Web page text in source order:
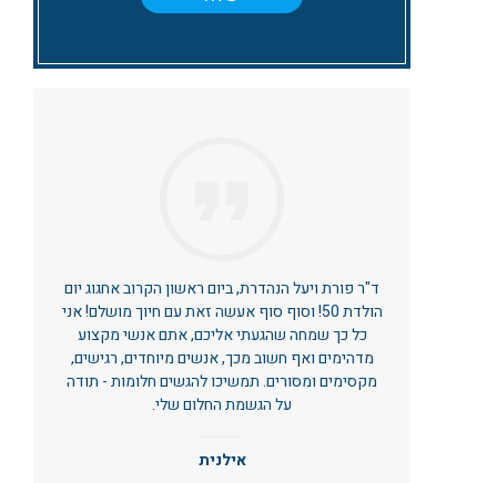
ד"ר פורת ויעל הנהדרת, ביום ראשון הקרוב אחגוג יום
הולדת 50! וסוף סוף אעשה זאת עם חיוך מושלם! אני
כל כך שמחה שהגעתי אליכם, אתם אנשי מקצוע
מדהימים ואף חשוב מכך, אנשים מיוחדים, רגישים,
מקסימים ומסורים. תמשיכו להגשים חלומות - תודה
על הגשמת החלום שלי.
אילנית